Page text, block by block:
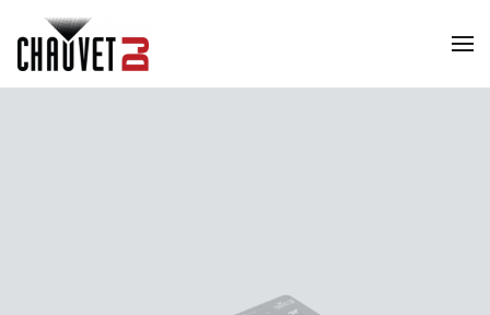
Skip to main content